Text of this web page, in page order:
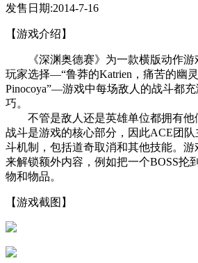
发售日期:2014-7-16
【游戏介绍】
《深渊奥德赛》为一款横版动作游
玩家选择—“鲁莽的Katrien，痛苦的幽
Pinocoya”—游戏中每场敌人的战斗都
巧。
不管是敌人还是英雄单位都拥有他
战斗是游戏的核心部分，因此ACE团
斗机制，包括道奇取消和其他技能。
来解锁额外内容，例如把一个BOSS抡
物和物品。
【游戏截图】